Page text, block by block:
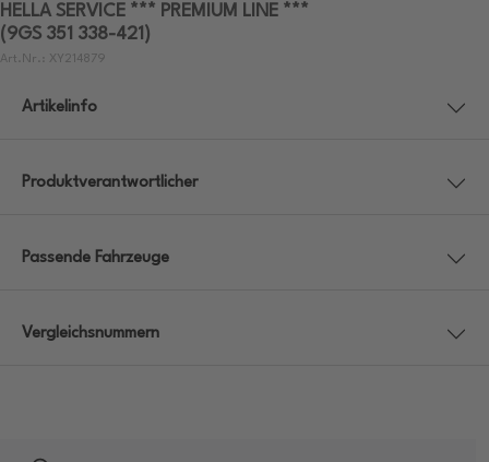
HELLA SERVICE *** PREMIUM LINE ***
(9GS 351 338-421)
Art.Nr.: XY214879
Artikelinfo
Produktverantwortlicher
Passende Fahrzeuge
Vergleichsnummern